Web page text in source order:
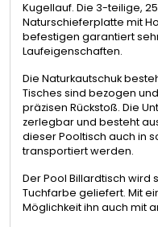
Kugellauf. Die 3-teilige,
Naturschieferplatte mit
befestigen garantiert
Laufeigenschaften.
Die Naturkautschuk
Tisches sind bezogen
präzisen Rückstoß. Die
zerlegbar und besteht
dieser Pooltisch auch in
transportiert werden.
Der Pool Billardtisch
Tuchfarbe geliefert. Mit
Möglichkeit ihn auch mit